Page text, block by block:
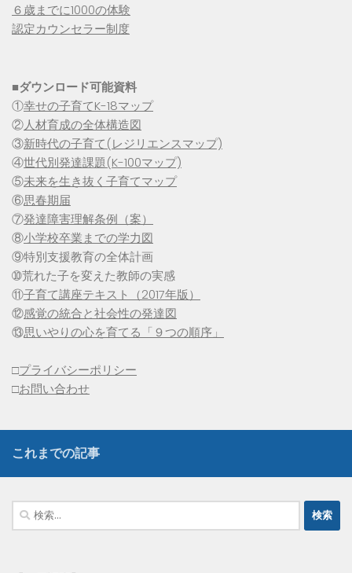
６歳までに1000の体験
認定カウンセラー制度
■ダウンロード可能資料
①幸せの子育てK-18マップ
②人材育成の全体構造図
③新時代の子育て(レジリエンスマップ)
④世代別発達課題(K-100マップ)
⑤未来を生き抜く子育てマップ
⑥思春期届
⑦発達障害理解条例（案）
⑧小学校卒業までの学力図
⑨特別支援教育の全体計画
➉荒れた子を変えた教師の実感
⑪子育て講座テキスト（2017年版）
⑫感覚の統合と社会性の発達図
⑬思いやりの心を育てる「９つの順序」
□プライバシーポリシー
□お問い合わせ
これまでの記事
検
索: